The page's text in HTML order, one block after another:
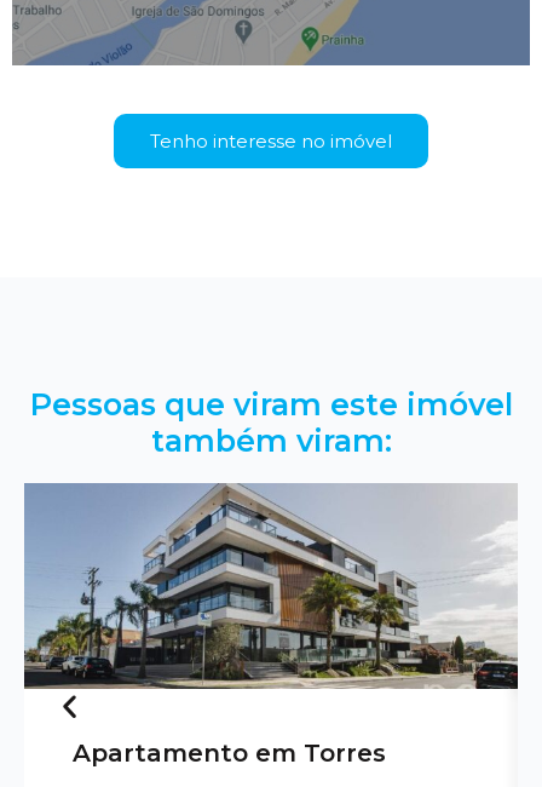
Tenho interesse no imóvel
Pessoas que viram este imóvel
também viram:
Apartamento em Torres